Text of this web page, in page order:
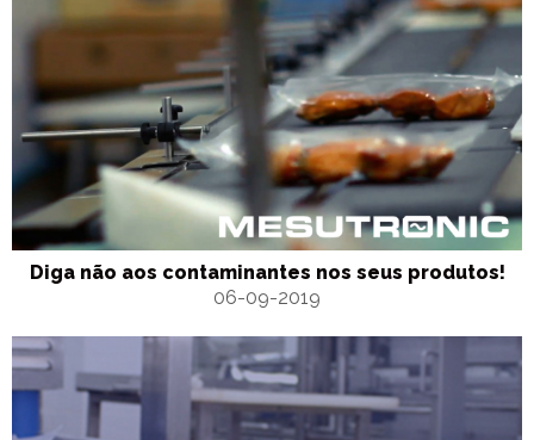
Diga não aos contaminantes nos seus produtos!
06-09-2019